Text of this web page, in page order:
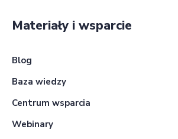
Materiały i wsparcie
Blog
Baza wiedzy
Centrum wsparcia
Webinary